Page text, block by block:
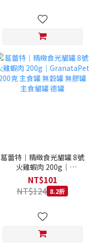
葛蕾特｜精緻食光貓罐 8號
火雞蝦肉 200g｜
GranataPet 200克 主食罐
無穀罐 無膠罐 主食貓罐 德
罐
NT$101
NT$124 8.2折